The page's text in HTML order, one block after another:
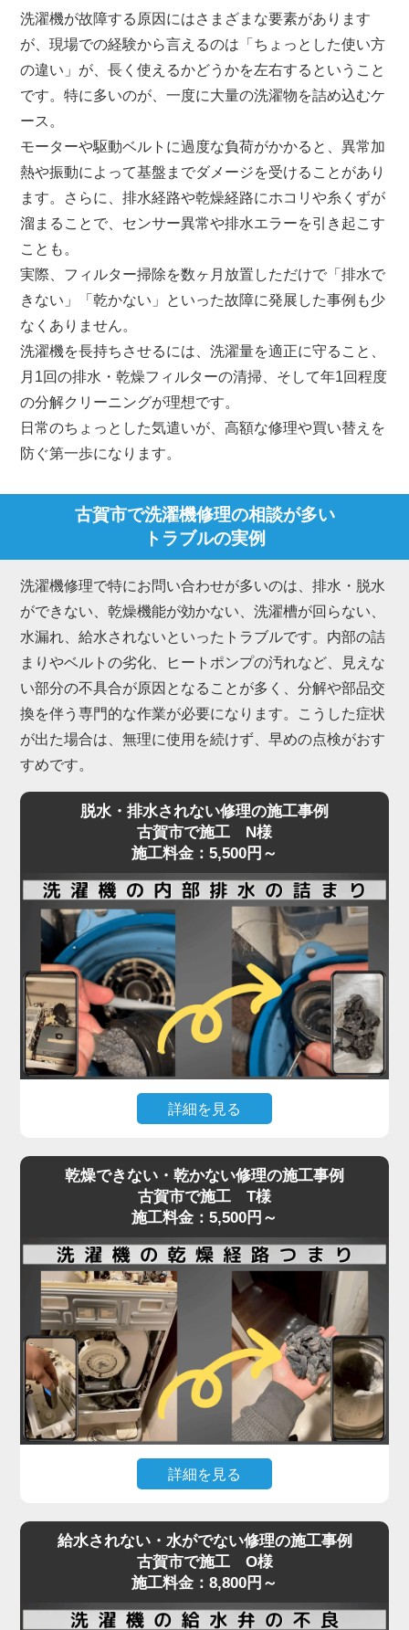
洗濯機が故障する原因にはさまざまな要素があります
が、現場での経験から言えるのは「ちょっとした使い方
の違い」が、長く使えるかどうかを左右するということ
です。特に多いのが、一度に大量の洗濯物を詰め込むケ
ース。
モーターや駆動ベルトに過度な負荷がかかると、異常加
熱や振動によって基盤までダメージを受けることがあり
ます。さらに、排水経路や乾燥経路にホコリや糸くずが
溜まることで、センサー異常や排水エラーを引き起こす
ことも。
実際、フィルター掃除を数ヶ月放置しただけで「排水で
きない」「乾かない」といった故障に発展した事例も少
なくありません。
洗濯機を長持ちさせるには、洗濯量を適正に守ること、
月1回の排水・乾燥フィルターの清掃、そして年1回程度
の分解クリーニングが理想です。
日常のちょっとした気遣いが、高額な修理や買い替えを
防ぐ第一歩になります。
古賀市で洗濯機修理の相談が多い
トラブルの実例
洗濯機修理で特にお問い合わせが多いのは、排水・脱水
ができない、乾燥機能が効かない、洗濯槽が回らない、
水漏れ、給水されないといったトラブルです。内部の詰
まりやベルトの劣化、ヒートポンプの汚れなど、見えな
い部分の不具合が原因となることが多く、分解や部品交
換を伴う専門的な作業が必要になります。こうした症状
が出た場合は、無理に使用を続けず、早めの点検がおす
すめです。
脱水・排水されない修理の施工事例
古賀市で施工 N様
施工料金：5,500円～
詳細を見る
くなった場合、内部に詰まった汚れや異物が原因で
あることが少なくありません。
排水口や排水フィルターの清掃で改善しない場合、
洗濯機内部のホースやポンプ部分に詰まりが起きて
いる可能性が高く、分解作業が必要となる専門的な
修理が求められます。実際の現場では、ホコリ・洗
剤カス・髪の毛などが固まり、水の流れを完全に塞
いでいることも。
排水エラーや脱水中の停止などの症状が出た場合、
無理に使用を続けるとモーターや基板の故障につな
がり、修理費用が高額になるリスクもあります。
「家電の達人」では、こうした内部詰まりの除去や
排水系統の点検・修理を最短即日で対応可能。
実に原因を特定し、適切な処置を行います。
排水・脱水のトラブルは、ぜひお早めにご相談くだ
乾燥できない・乾かない修理の施工事例
古賀市で施工 T様
施工料金：5,500円～
詳細を見る
といった症状が出た場合、原因の多くは乾燥経路の
奥に溜まったホコリや汚れです。
フィルターを掃除しても改善しないときは、手の届
かない乾燥ダクト内部やヒートポンプ周辺に汚れが
給水されない・水がでない修理の施工事例
古賀市で施工 O様
施工料金：8,800円～